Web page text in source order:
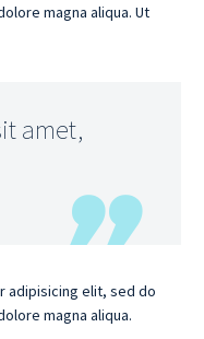
magna aliqua. Ut
amet,
adipisicing elit, sed do
magna aliqua.